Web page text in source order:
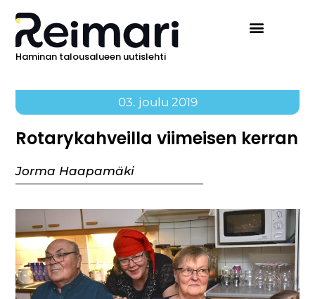
Haminan talousalueen uutislehti
03. joulu 2019
Rotarykahveilla viimeisen kerran
Jorma Haapamäki